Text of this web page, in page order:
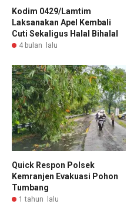
Kodim 0429/Lamtim
Laksanakan Apel Kembali
Cuti Sekaligus Halal Bihalal
4 bulan lalu
Quick Respon Polsek
Kemranjen Evakuasi Pohon
Tumbang
1 tahun lalu